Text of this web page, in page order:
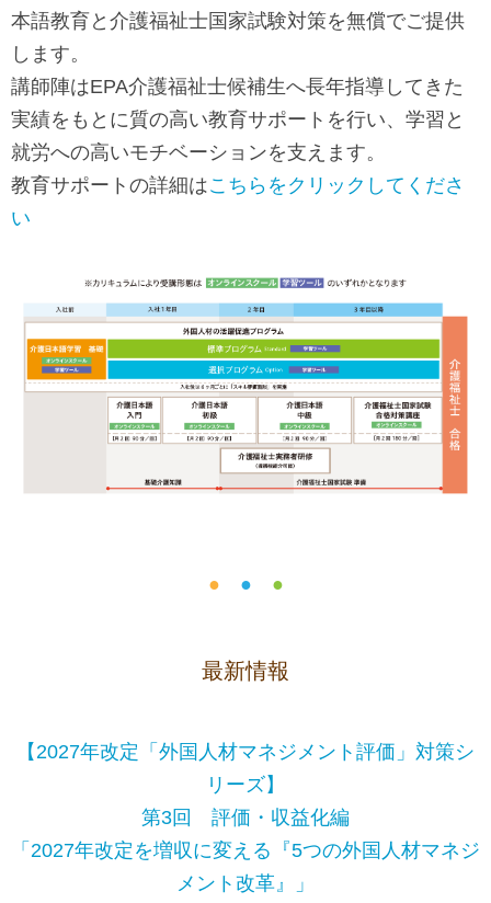
本語教育と介護福祉士国家試験対策を無償でご提供
します。
講師陣はEPA介護福祉士候補生へ長年指導してきた
実績をもとに質の高い教育サポートを行い、学習と
就労への高いモチベーションを支えます。
教育サポートの詳細はこちらをクリックしてくださ
い
● ● ●
最新情報
【2027年改定「外国人材マネジメント評価」対策シ
リーズ】
第3回 評価・収益化編
「2027年改定を増収に変える『5つの外国人材マネジ
メント改革』」